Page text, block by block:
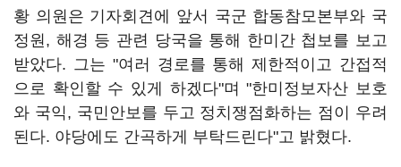
황 의원은 기자회견에 앞서 국군 합동참모본부와 국
정원, 해경 등 관련 당국을 통해 한미간 첩보를 보고
받았다. 그는 "여러 경로를 통해 제한적이고 간접적
으로 확인할 수 있게 하겠다"며 "한미정보자산 보호
와 국익, 국민안보를 두고 정치쟁점화하는 점이 우려
된다. 야당에도 간곡하게 부탁드린다"고 밝혔다.